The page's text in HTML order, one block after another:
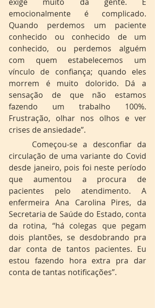
emocionalmente é complicado.
Quando perdemos um paciente
conhecido ou conhecido de um
conhecido, ou perdemos alguém
com quem estabelecemos um
vínculo de confiança; quando eles
morrem é muito dolorido. Dá a
sensação de que não estamos
fazendo um trabalho 100%.
Frustração, olhar nos olhos e ver
crises de ansiedade”.
circulação de uma variante do Covid
desde janeiro, pois foi neste período
que aumentou a procura de
pacientes pelo atendimento. A
enfermeira Ana Carolina Pires, da
Secretaria de Saúde do Estado, conta
da rotina, “há colegas que pegam
dois plantões, se desdobrando pra
dar conta de tantos pacientes. Eu
estou fazendo hora extra pra dar
conta de tantas notificações”.